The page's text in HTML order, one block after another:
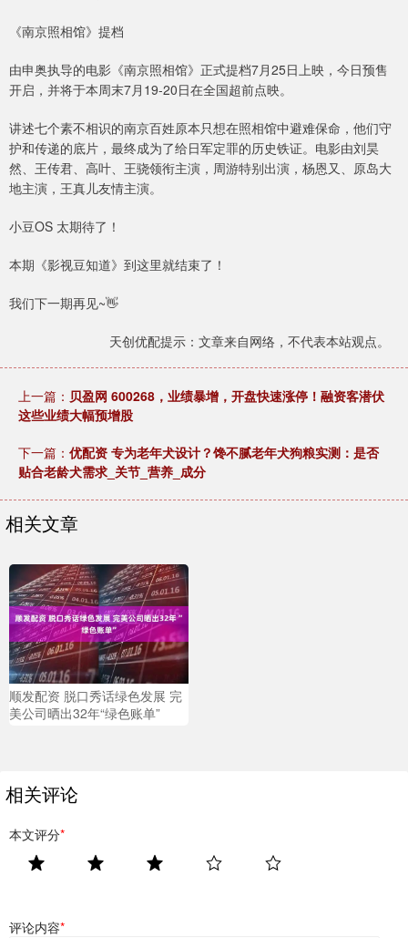
《南京照相馆》提档
由申奥执导的电影《南京照相馆》正式提档7月25日上映，今日预售
开启，并将于本周末7月19-20日在全国超前点映。
讲述七个素不相识的南京百姓原本只想在照相馆中避难保命，他们守
护和传递的底片，最终成为了给日军定罪的历史铁证。电影由刘昊
然、王传君、高叶、王骁领衔主演，周游特别出演，杨恩又、原岛大
地主演，王真儿友情主演。
小豆OS 太期待了！
本期《影视豆知道》到这里就结束了！
我们下一期再见~👋
天创优配提示：文章来自网络，不代表本站观点。
上一篇： 贝盈网 600268，业绩暴增，开盘快速涨停！融资客潜伏
这些业绩大幅预增股
下一篇： 优配资 专为老年犬设计？馋不腻老年犬狗粮实测：是否
贴合老龄犬需求_关节_营养_成分
相关文章
顺发配资 脱口秀话绿色发展 完
美公司晒出32年“绿色账单”
相关评论
本文评分*
评论内容*